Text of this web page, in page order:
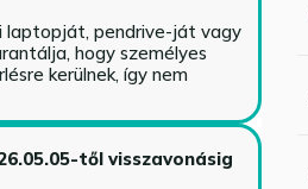
laptopját, pendrive-ját vagy
hogy személyes
kerülnek, így nem
től visszavonásig